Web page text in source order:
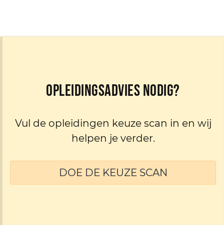
Opleidingsadvies nodig?
Vul de opleidingen keuze scan in en wij
helpen je verder.
DOE DE KEUZE SCAN